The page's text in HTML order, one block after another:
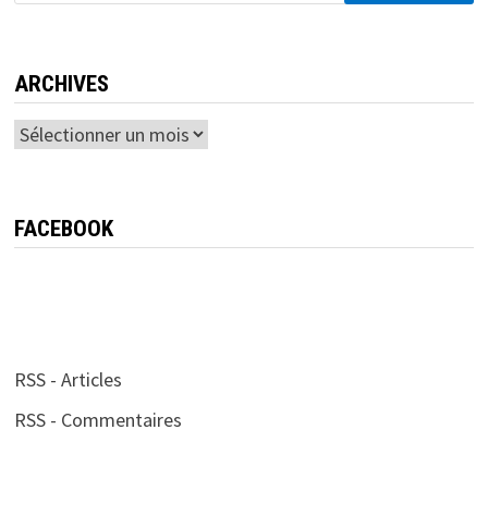
ARCHIVES
Archives
FACEBOOK
RSS - Articles
RSS - Commentaires